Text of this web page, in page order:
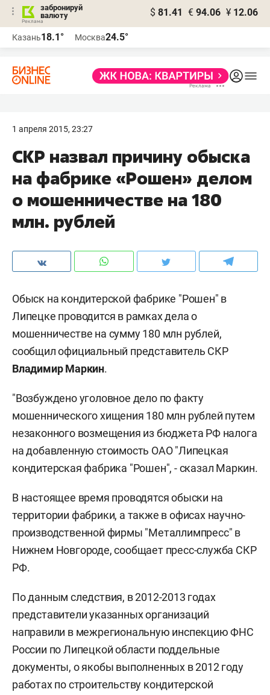
забронируй
валюту
$ 81.41 € 94.06 ¥ 12.06
Казань18.1° Москва24.5°
1 апреля 2015, 23:27
СКР назвал причину обыска
на фабрике «Рошен» делом
о мошенничестве на 180
млн. рублей
Обыск на кондитерской фабрике "Рошен" в
Липецке проводится в рамках дела о
мошенничестве на сумму 180 млн рублей,
сообщил официальный представитель СКР
Владимир Маркин.
"Возбуждено уголовное дело по факту
мошеннического хищения 180 млн рублей путем
незаконного возмещения из бюджета РФ налога
на добавленную стоимость ОАО "Липецкая
кондитерская фабрика "Рошен", - сказал Маркин.
В настоящее время проводятся обыски на
территории фабрики, а также в офисах научно-
производственной фирмы "Металлимпресс" в
Нижнем Новгороде, сообщает пресс-служба СКР
РФ.
По данным следствия, в 2012-2013 годах
представители указанных организаций
направили в межрегиональную инспекцию ФНС
России по Липецкой области поддельные
документы, о якобы выполненных в 2012 году
работах по строительству кондитерской